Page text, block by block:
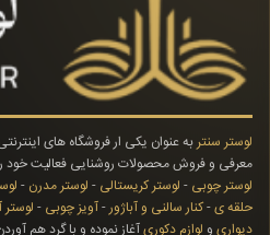
لوستر سنتربه عنوان یکی ار فروشگاه های
معرفی و فروش محصولات روشنایی فعالیت خود
لوستر چوبی - لوستر کریستالی - لوستر مدرن -
حلقه ی-کنار سالنی و آباژور-آویز چوبی -
دیواری و لوازم دکوریآغاز نموده و با گرد هم